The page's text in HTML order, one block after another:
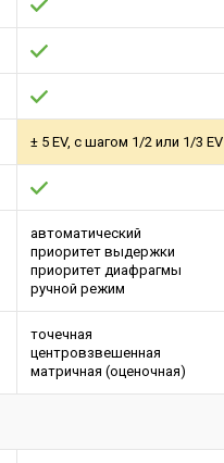
± 5 EV, с шагом 1/2 или 1/3 EV
автоматический
приоритет выдержки
приоритет диафрагмы
ручной режим
точечная
центровзвешенная
матричная (оценочная)